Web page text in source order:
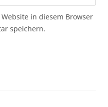
in diesem Browser
speichern.